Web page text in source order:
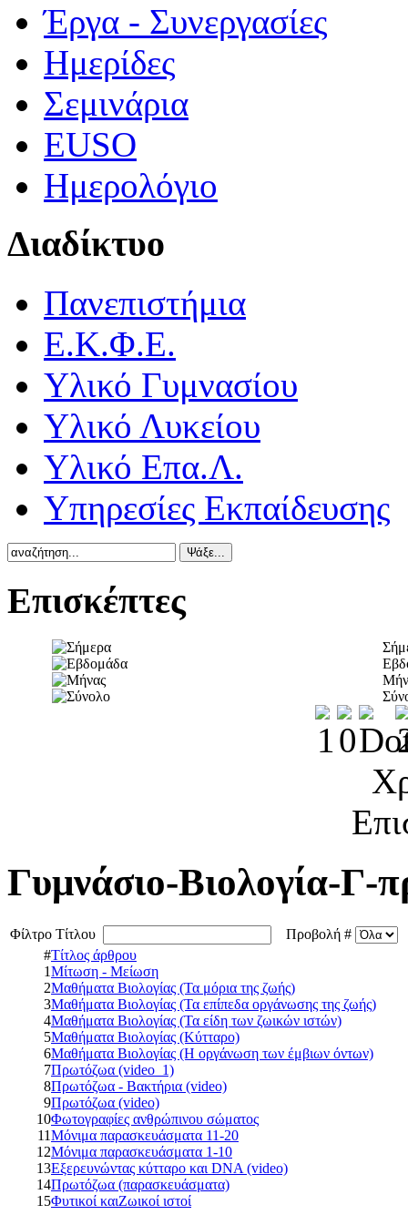
Έργα - Συνεργασίες
Ημερίδες
Σεμινάρια
EUSO
Ημερολόγιο
Διαδίκτυο
Πανεπιστήμια
Ε.Κ.Φ.Ε.
Υλικό Γυμνασίου
Υλικό Λυκείου
Υλικό Επα.Λ.
Υπηρεσίες Εκπαίδευσης
Επισκέπτες
Γυμνάσιο-Βιολογία-Γ-
Φίλτρο Τίτλου
Προβολή #
#Τίτλος άρθρου
1Μίτωση - Μείωση
2Μαθήματα Βιολογίας (Τα μόρια της ζωής)
3Μαθήματα Βιολογίας (Τα επίπεδα οργάνωσης της ζωής)
4Μαθήματα Βιολογίας (Τα είδη των ζωικών ιστών)
5Μαθήματα Βιολογίας (Κύτταρο)
6Μαθήματα Βιολογίας (Η οργάνωση των έμβιων όντων)
7Πρωτόζωα (video_1)
8Πρωτόζωα - Βακτήρια (video)
9Πρωτόζωα (video)
10Φωτογραφίες ανθρώπινου σώματος
11Μόνιμα παρασκευάσματα 11-20
12Μόνιμα παρασκευάσματα 1-10
13Εξερευνώντας κύτταρο και DNA (video)
14Πρωτόζωα (παρασκευάσματα)
15Φυτικοί καιΖωικοί ιστοί